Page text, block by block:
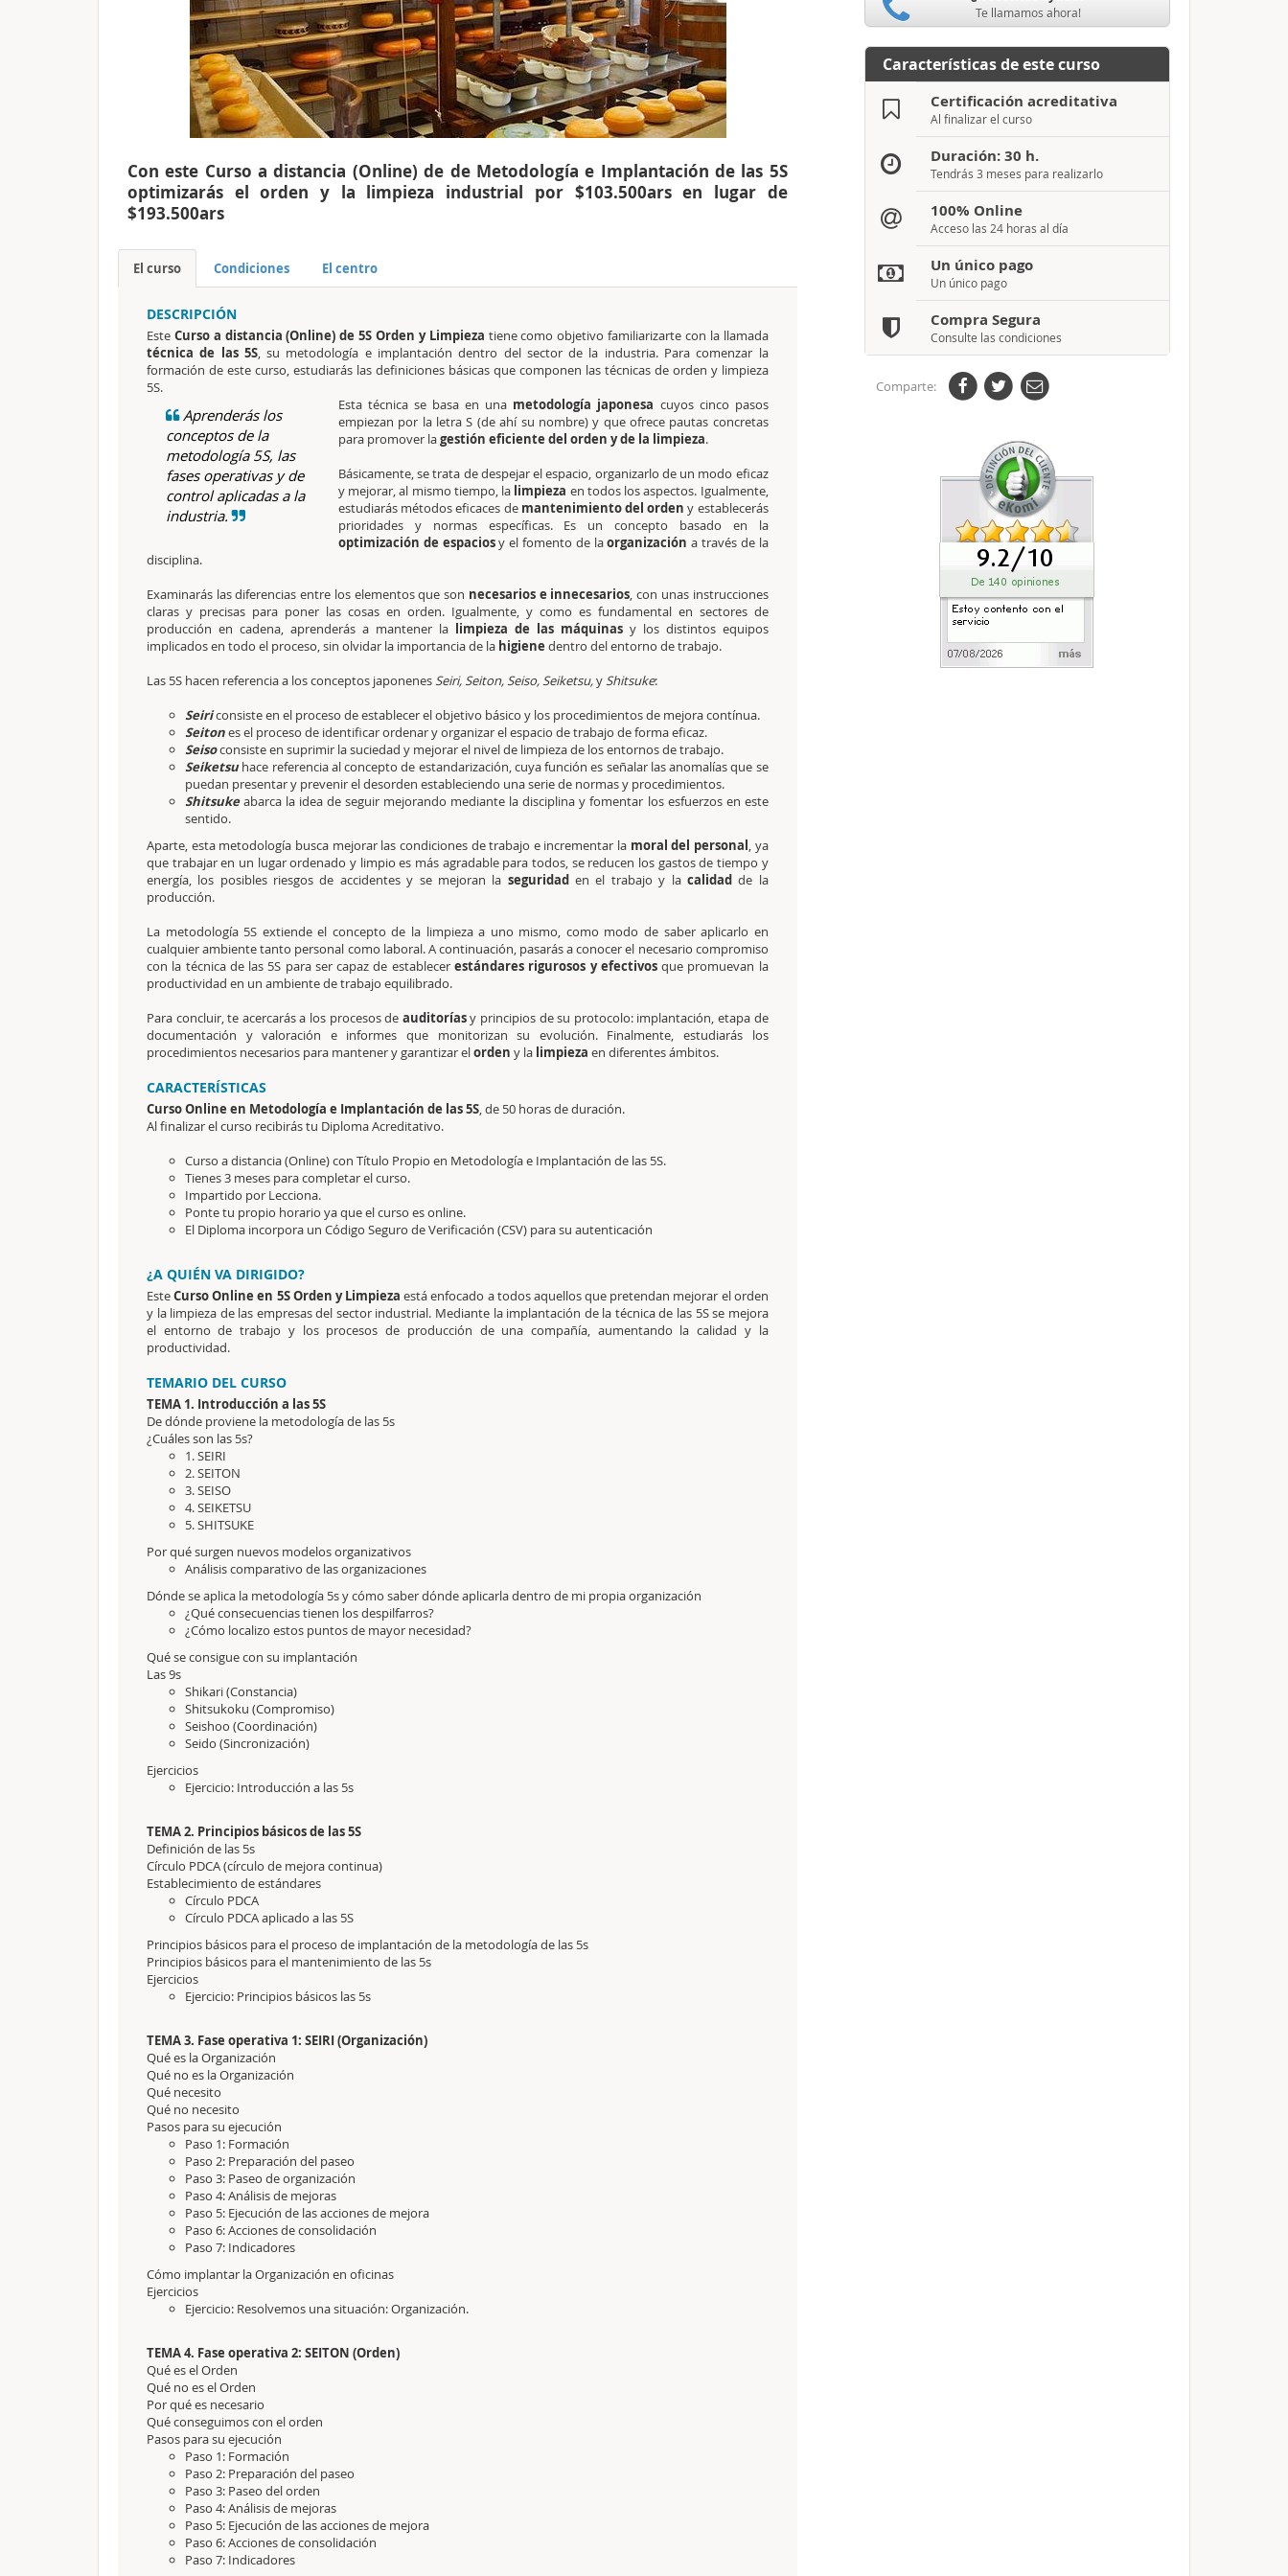
Con este Curso a distancia (Online) de de Metodología e Implantación de las 5S
optimizarás el orden y la limpieza industrial por $103.500ars en lugar de
$193.500ars
El curso Condiciones El centro
DESCRIPCIÓN
Este Curso a distancia (Online) de 5S Orden y Limpieza tiene como objetivo familiarizarte con la llamada
técnica de las 5S, su metodología e implantación dentro del sector de la industria. Para comenzar la
formación de este curso, estudiarás las definiciones básicas que componen las técnicas de orden y limpieza
5S.
Aprenderás los
conceptos de la
metodología 5S, las
fases operativas y de
control aplicadas a la
industria.
Esta técnica se basa en una metodología japonesa cuyos cinco pasos
empiezan por la letra S (de ahí su nombre) y que ofrece pautas concretas
para promover lagestión eficiente del orden y de la limpieza.
Básicamente, se trata de despejar el espacio, organizarlo de un modo eficaz
y mejorar, al mismo tiempo, la limpieza en todos los aspectos. Igualmente,
estudiarás métodos eficaces demantenimiento del orden y establecerás
prioridades y normas específicas. Es un concepto basado en la
optimización de espaciosy el fomento de laorganización a través de la
disciplina.
Examinarás las diferencias entre los elementos que son necesarios e innecesarios, con unas instrucciones
claras y precisas para poner las cosas en orden. Igualmente, y como es fundamental en sectores de
producción en cadena, aprenderás a mantener la limpieza de las máquinasy los distintos equipos
implicados en todo el proceso, sin olvidar la importancia de la higiene dentro del entorno de trabajo.
Las 5S hacen referencia a los conceptos japonenesSeiri, Seiton, Seiso, Seiketsu,yShitsuke:
Seiriconsiste en el proceso de establecer el objetivo básico y los procedimientos de mejora contínua.
Seitones el proceso de identificar ordenar y organizar el espacio de trabajo de forma eficaz.
Seisoconsiste en suprimir la suciedad y mejorar el nivel de limpieza de los entornos de trabajo.
Seiketsuhace referencia al concepto de estandarización, cuya función es señalar las anomalías que se
puedan presentar y prevenir el desorden estableciendo una serie de normas y procedimientos.
Shitsukeabarca la idea de seguir mejorando mediante la disciplina y fomentar los esfuerzos en este
sentido.
Aparte, esta metodología busca mejorar las condiciones de trabajo e incrementar la moral del personal, ya
que trabajar en un lugar ordenado y limpio es más agradable para todos, se reducen los gastos de tiempo y
energía, los posibles riesgos de accidentes y se mejoran la seguridaden el trabajo y lacalidadde la
producción.
La metodología 5S extiende el concepto de la limpieza a uno mismo, como modo de saber aplicarlo en
cualquier ambiente tanto personal como laboral. A continuación, pasarás a conocer el necesario compromiso
con la técnica de las 5S para ser capaz de establecerestándares rigurosos y efectivosque promuevan la
productividad en un ambiente de trabajo equilibrado.
Para concluir, te acercarás a los procesos de auditoríasy principios de su protocolo: implantación, etapa de
documentación y valoración e informes que monitorizan su evolución. Finalmente, estudiarás los
procedimientos necesarios para mantener y garantizar elorden y la limpieza en diferentes ámbitos.
CARACTERÍSTICAS
Curso Online en Metodología e Implantación de las 5S, de 50 horas de duración.
Al finalizar el curso recibirás tu Diploma Acreditativo.
Curso a distancia (Online) con Título Propio en Metodología e Implantación de las 5S.
Tienes 3 meses para completar el curso.
Impartido por Lecciona.
Ponte tu propio horario ya que el curso es online.
El Diploma incorpora un Código Seguro de Verificación (CSV) para su autenticación
¿A QUIÉN VA DIRIGIDO?
EsteCurso Online en 5S Orden y Limpieza está enfocado a todos aquellos que pretendan mejorar el orden
y la limpieza de las empresas del sector industrial. Mediante la implantación de la técnica de las 5S se mejora
el entorno de trabajo y los procesos de producción de una compañía, aumentando la calidad y la
productividad.
TEMARIO DEL CURSO
TEMA 1. Introducción a las 5S
De dónde proviene la metodología de las 5s
¿Cuáles son las 5s?
1. SEIRI
2. SEITON
3. SEISO
4. SEIKETSU
5. SHITSUKE
Por qué surgen nuevos modelos organizativos
Análisis comparativo de las organizaciones
Dónde se aplica la metodología 5s y cómo saber dónde aplicarla dentro de mi propia organización
¿Qué consecuencias tienen los despilfarros?
¿Cómo localizo estos puntos de mayor necesidad?
Qué se consigue con su implantación
Las 9s
Shikari (Constancia)
Shitsukoku (Compromiso)
Seishoo (Coordinación)
Seido (Sincronización)
Ejercicios
Ejercicio: Introducción a las 5s
TEMA 2. Principios básicos de las 5S
Definición de las 5s
Círculo PDCA (círculo de mejora continua)
Establecimiento de estándares
Círculo PDCA
Círculo PDCA aplicado a las 5S
Principios básicos para el proceso de implantación de la metodología de las 5s
Principios básicos para el mantenimiento de las 5s
Ejercicios
Ejercicio: Principios básicos las 5s
TEMA 3. Fase operativa 1: SEIRI (Organización)
Qué es la Organización
Qué no es la Organización
Qué necesito
Qué no necesito
Pasos para su ejecución
Paso 1: Formación
Paso 2: Preparación del paseo
Paso 3: Paseo de organización
Paso 4: Análisis de mejoras
Paso 5: Ejecución de las acciones de mejora
Paso 6: Acciones de consolidación
Paso 7: Indicadores
Cómo implantar la Organización en oficinas
Ejercicios
Ejercicio: Resolvemos una situación: Organización.
TEMA 4. Fase operativa 2: SEITON (Orden)
Qué es el Orden
Qué no es el Orden
Por qué es necesario
Qué conseguimos con el orden
Pasos para su ejecución
Paso 1: Formación
Paso 2: Preparación del paseo
Paso 3: Paseo del orden
Paso 4: Análisis de mejoras
Paso 5: Ejecución de las acciones de mejora
Paso 6: Acciones de consolidación
Paso 7: Indicadores
Te llamamos ahora!
Características de este curso
Certificación acreditativa
Al finalizar el curso
Duración: 30 h.
Tendrás 3 meses para realizarlo
100% Online
Acceso las 24 horas al día
Un único pago
Un único pago
Compra Segura
Consulte las condiciones
Comparte: